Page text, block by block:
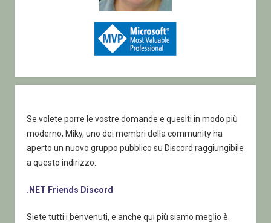
Se volete porre le vostre domande e quesiti in modo più
moderno, Miky, uno dei membri della community ha
aperto un nuovo gruppo pubblico su Discord raggiungibile
a questo indirizzo:
.NET Friends Discord
Siete tutti i benvenuti, e anche qui più siamo meglio è.